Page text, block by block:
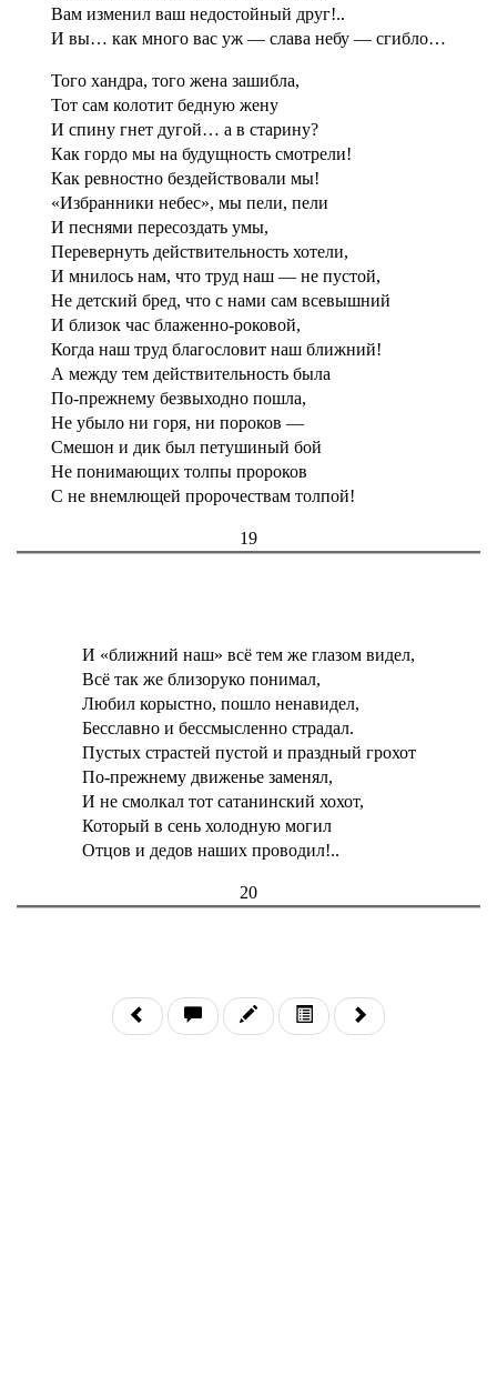
Вам изменил ваш недостойный друг!..
И вы… как много вас уж — слава небу — сгибло…
Того хандра, того жена зашибла,
Тот сам колотит бедную жену
И спину гнет дугой… а в старину?
Как гордо мы на будущность смотрели!
Как ревностно бездействовали мы!
«Избранники небес», мы пели, пели
И песнями пересоздать умы,
Перевернуть действительность хотели,
И мнилось нам, что труд наш — не пустой,
Не детский бред, что с нами сам всевышний
И близок час блаженно-роковой,
Когда наш труд благословит наш ближний!
А между тем действительность была
По-прежнему безвыходно пошла,
Не убыло ни горя, ни пороков —
Смешон и дик был петушиный бой
Не понимающих толпы пророков
С не внемлющей пророчествам толпой!
19
И «ближний наш» всё тем же глазом видел,
Всё так же близоруко понимал,
Любил корыстно, пошло ненавидел,
Бесславно и бессмысленно страдал.
Пустых страстей пустой и праздный грохот
По-прежнему движенье заменял,
И не смолкал тот сатанинский хохот,
Который в сень холодную могил
Отцов и дедов наших проводил!..
20